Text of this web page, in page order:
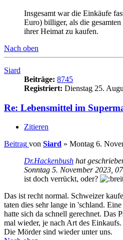
Insgesamt war die Einkäufe
Euro) billiger, als die
ihrer Heimat zu kaufen.
Nach oben
Siard
Beiträge: 8745
Registriert: Dienstag 25.
Re: Lebensmittel im
Zitieren
Beitrag von Siard » Montag 6.
Dr.Hackenbush hat
Sonntag 5. November 2023,
ist doch verrückt, oder?
Das ist recht normal. Schweizer
taten dies sehr lange in 'schland.
hatte sich da schnell gerechnet. Das
mal wieder, je nach Art des Einkaufs.
Die Mörder sind wieder unter uns.